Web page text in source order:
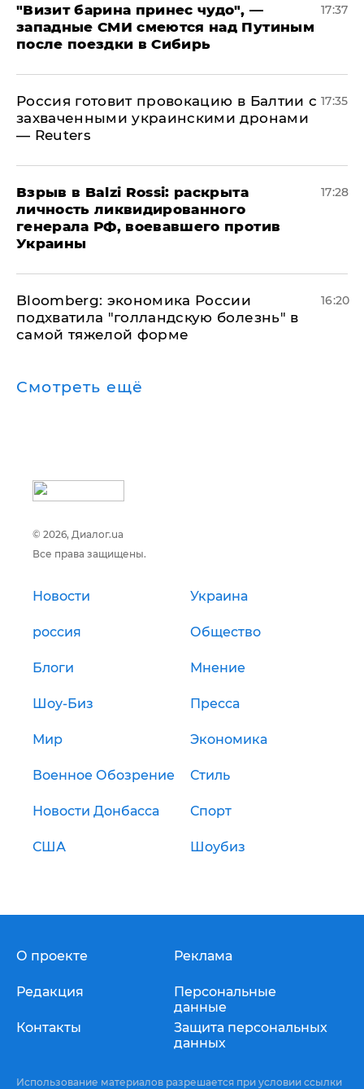
"Визит барина принес чудо", —
западные СМИ смеются над Путиным
после поездки в Сибирь
17:37
​Россия готовит провокацию в Балтии с
захваченными украинскими дронами
— Reuters
17:35
​Взрыв в Balzi Rossi: раскрыта
личность ликвидированного
генерала РФ, воевавшего против
Украины
17:28
Bloomberg: экономика России
подхватила "голландскую болезнь" в
самой тяжелой форме
16:20
Смотреть ещё
© 2026, Диалог.ua
Все права защищены.
Новости Украина
россия Общество
Блоги Мнение
Шоу-Биз Пресса
Мир Экономика
Военное Обозрение Стиль
Новости Донбасса Спорт
США Шоубиз
О проекте
Редакция
Контакты
Реклама
Персональные
данные
Защита персональных
данных
Использование материалов разрешается при условии ссылки